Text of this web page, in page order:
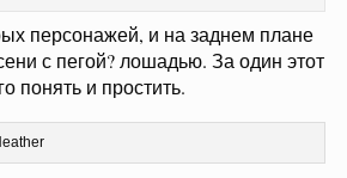
персонажей, и на заднем плане
с пегой? лошадью. За один этот
понять и простить.